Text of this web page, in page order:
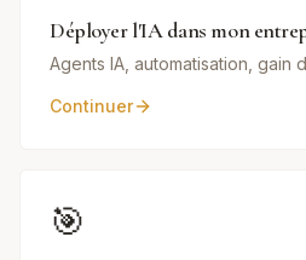
Déployer l'IA dans mon
Agents IA, automatisation, gain
Continuer
🎯